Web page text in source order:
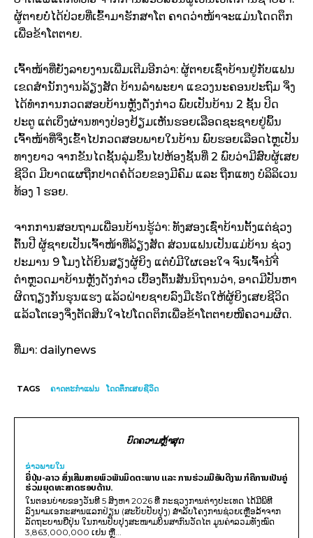
ຜູ້ຕາຍບໍ່ໄດ້ປ່ວຍທີ່ເຂົ້າມາຮັກສາໂຕ ຄາດວ່າໜ້າຈະແມ່ນໂດດຕຶກ
ເພື່ອຂ້າໂຕຕາຍ.
ເຈົ້າໜ້າທີ່ຍັງລາຍງານເພີ່ມເຕີມອີກວ່າ: ຜູ້ຕາຍເຊົ່າບ້ານຢູ່ກັບແຟນ
ເຂດສຳນັກງານລ້ຽງສັດ ບ້ານລຳພະຍາ ແຂວງນະຄອນປະຖົມ ຈຶ່ງ
ໄດ້ທຳການກວດສອບບ້ານຫຼັງດັ່ງກ່າວ ພົບເປັນບ້ານ 2 ຊັ້ນ ປິດ
ປະຕູ ແຕ່ເບິ່ງຜ່ານທາງປ່ອງຢ້ຽມເຫັນຮອຍເລືອດຊະຊາຍຢູ່ພຶ້ນ
ເຈົ້າໜ້າທີ່ຈຶ່ງເຂົ້າໄປກວດສອບພາຍໃນບ້ານ ພົບຮອຍເລືອດໄຫຼເປັນ
ທາງຍາວ ຈາກຂັນໄດຊັ້ນລຸ່ມຂຶ້ນໄປຫ້ອງຊັ້ນທີ່ 2 ພົບວ່າມີສົບຜູ້ເສຍ
ຊີວິດ ມີບາດແຜຖືກປາດຄໍດ້ວຍຂອງມີຄົມ ແລະ ຖືກແທງ ບໍລິລິເວນ
ທ້ອງ 1 ຮອຍ.
ຈາກການສອບຖາມເພື່ອນບ້ານຮູ້ວ່າ: ທັງສອງເຊົ່າບ້ານຕັ້ງແຕ່ຊ່ວງ
ຕົ້ນປີ ຜູ້ຊາຍເປັນເຈົ້າໜ້າທີ່ລ້ຽງສັດ ສ່ວນແຟນເປັນແມ່ບ້ານ ຊ່ວງ
ປະມານ 9 ໂມງໄດ້ຍິນສຽງຜູ້ຍິງ ແຕ່ບໍ່ມີໃຜເອະໃຈ ຈົນເຈົ້ານ້າີ່
ຕຳຫຼວດມາບ້ານຫຼັງດັງກ່າວ ເບື້ອງຕົ້ນສັນນິຖານວ່າ, ອາດມີປັນຫາ
ຜິດຖຽງກັນຮຸນແຮງ ແລ້ວຝ່າຍຊາຍລົງມືເຮັດໃຫ້ຜູ້ຍິງເສຍຊີວິດ
ແລ້ວໂຕເອງຈຶ່ງຕັດສິນໃຈໄປໂດດຕິກເພື່ອຂ້າໂຕຕາຍໜີຄວາມຜິດ.
ທີ່ມາ: dailynews
TAGS ຄາດຕະກຳແຟນ ໂດດຕຶກເສຍຊີວິດ
ບົດຄວາມຫຼ້າສຸດ
ຂ່າວພາຍ​ໃນ
ຍີ່ປຸ່ນ-ລາວ ສົ່ງເສີມສາຍພົວພັນມິດຕະພາບ ແລະ ການຮ່ວມມືອັນດີງາມ ກໍຄືການເປັນຄູ່
ຮ່ວມຍຸດທະສາດຮອບດ້ານ.
ໃນຕອນບ່າຍຂອງວັນທີ 5 ສິງຫາ 2026 ທີ່ ກະຊວງການຕ່າງປະເທດ ໄດ້ມີພິທີ
ລົງນາມເອກະສານແລກປ່ຽນ (ສະບັບປັບປຸງ) ສໍາລັບໂຄງການຊ່ວຍເຫຼືອລ້າຈາກ
ລັດຖະບານຍີ່ປຸ່ນ ໃນການປັບປຸງສະໜາມບິນສາກົນວັດໄຕ ມູນຄ່າລວມທັງໝົດ
3,863,000,000 ເຢນ ຫຼື...